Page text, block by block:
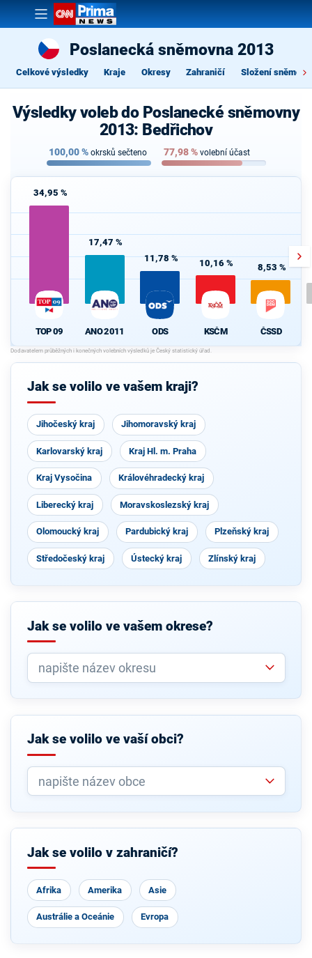
Poslanecká sněmovna 2013
Celkové výsledky Kraje Okresy Zahraničí Složení
Výsledky voleb do Poslanecké sněmovny
2013: Bedřichov
100,00% okrsků sečteno 77,98% volební účast
34,95 %
TOP 09
17,47 %
ANO 2011
11,78 %
ODS
10,16 %
KSČM
8,53 %
ČSSD
Jak se volilo ve vašem kraji?
Jihočeský kraj Jihomoravský kraj
Karlovarský kraj Kraj Hl. m. Praha
Kraj Vysočina Královéhradecký kraj
Liberecký kraj Moravskoslezský kraj
Olomoucký kraj Pardubický kraj Plzeňský kraj
Středočeský kraj Ústecký kraj Zlínský kraj
Jak se volilo ve vašem okrese?
Jak se volilo ve vaší obci?
Jak se volilo v zahraničí?
Afrika Amerika Asie
Austrálie a Oceánie Evropa